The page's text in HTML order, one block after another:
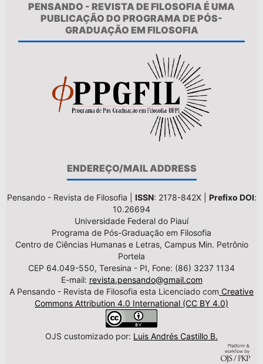
PENSANDO - REVISTA DE FILOSOFIA É UMA
PUBLICAÇÃO DO PROGRAMA DE PÓS-
GRADUAÇÃO EM FILOSOFIA
ENDEREÇO/MAIL ADDRESS
Pensando - Revista de Filosofia | ISSN: 2178-842X | Prefixo DOI:
10.26694
Universidade Federal do Piauí
Programa de Pós-Graduação em Filosofia
Centro de Ciências Humanas e Letras, Campus Min. Petrônio
Portela
CEP 64.049-550, Teresina - PI, Fone: (86) 3237 1134
E-mail: revista.pensando@gmail.com
A Pensando - Revista de Filosofia esta Licenciado com Creative
Commons Attribution 4.0 International (CC BY 4.0)
OJS customizado por: Luis Andrés Castillo B.